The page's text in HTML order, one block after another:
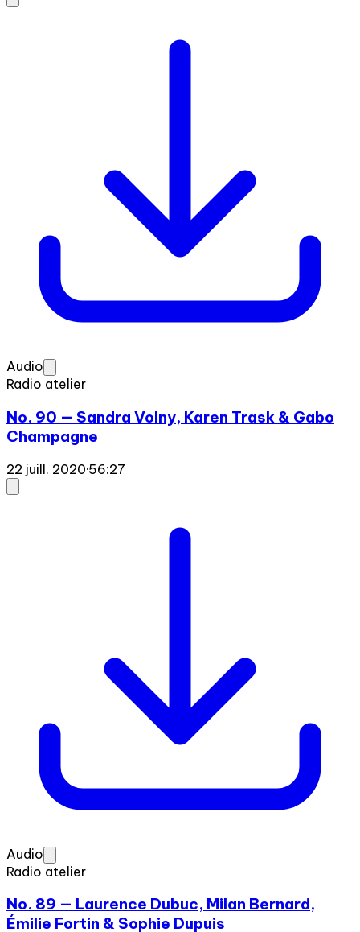
Audio
Radio atelier
No. 90 — Sandra Volny, Karen Trask & Gabo
Champagne
22 juill. 2020·56:27
Audio
Radio atelier
No. 89 — Laurence Dubuc, Milan Bernard,
Émilie Fortin & Sophie Dupuis